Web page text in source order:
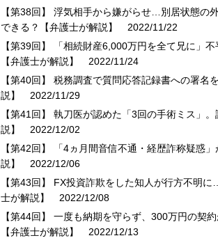
【第38回】 浮気相手から嫌がらせ…別居状態の
できる？【弁護士が解説】
2022/11/22
【第39回】 「相続財産6,000万円を全て兄に」
【弁護士が解説】
2022/11/24
【第40回】 税務調査で質問応答記録書への署
説】
2022/11/29
【第41回】 執刀医が認めた「3回の手術ミス」
説】
2022/12/02
【第42回】 「4ヵ月間音信不通・経歴詐称疑惑
説】
2022/12/06
【第43回】 FX投資詐欺をした知人が行方不明
士が解説】
2022/12/08
【第44回】 一度も納期を守らず、300万円の契
【弁護士が解説】
2022/12/13